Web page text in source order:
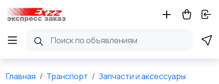
Главная Транспорт Запчасти и аксессуары